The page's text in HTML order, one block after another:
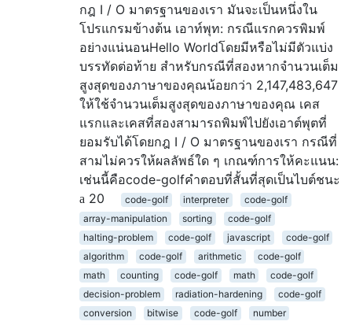
กฎ I / O มาตรฐานของเรา มันจะเป็นหนึ่งใน
โปรแกรมข้างต้น เอาท์พุท: กรณีแรกควรพิมพ์
อย่างแน่นอนHello Worldโดยมีหรือไม่มีตัวแบ่ง
บรรทัดต่อท้าย สำหรับกรณีที่สองหากจำนวนเต็ม
สูงสุดของภาษาของคุณน้อยกว่า 2,147,483,647
ให้ใช้จำนวนเต็มสูงสุดของภาษาของคุณ เคส
แรกและเคสที่สองสามารถพิมพ์ไปยังเอาต์พุตที่
ยอมรับได้โดยกฎ I / O มาตรฐานของเรา กรณีที่
สามไม่ควรให้ผลลัพธ์ใด ๆ เกณฑ์การให้คะแนน:
เช่นนี้คือcode-golfคำตอบที่สั้นที่สุดเป็นไบต์ชนะ
20
code-golf interpreter
code-golf
array-manipulation
sorting
code-golf
halting-problem
code-golf javascript
code-golf
algorithm
code-golf arithmetic
code-golf
math
counting code-golf math
code-golf
decision-problem
radiation-hardening
code-golf
conversion
bitwise code-golf
number